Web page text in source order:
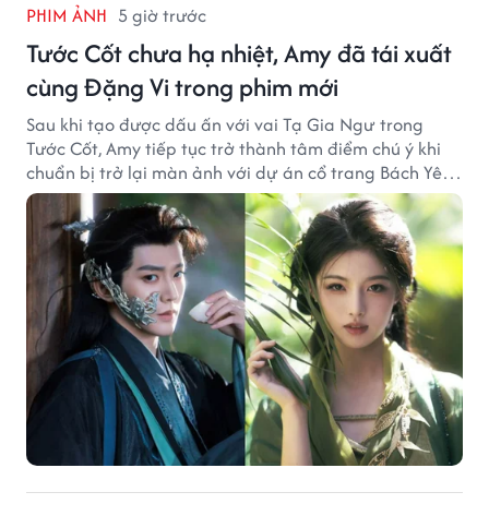
PHIM ẢNH 5 giờ trước
Tước Cốt chưa hạ nhiệt, Amy đã tái xuất
cùng Đặng Vi trong phim mới
Sau khi tạo được dấu ấn với vai Tạ Gia Ngư trong
Tước Cốt, Amy tiếp tục trở thành tâm điểm chú ý khi
chuẩn bị trở lại màn ảnh với dự án cổ trang Bách Yêu
Phổ.